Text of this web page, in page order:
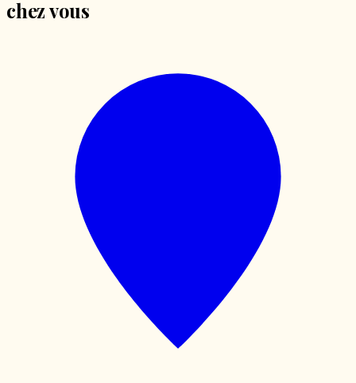
chez vous